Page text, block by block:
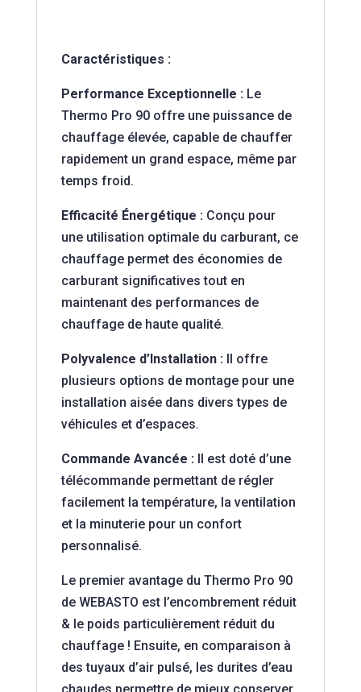
Caractéristiques :
Performance Exceptionnelle : Le
Thermo Pro 90 offre une puissance de
chauffage élevée, capable de chauffer
rapidement un grand espace, même par
temps froid.
Efficacité Énergétique :Conçu pour
une utilisation optimale du carburant, ce
chauffage permet des économies de
carburant significatives tout en
maintenant des performances de
chauffage de haute qualité.
Polyvalence d’Installation : Il offre
plusieurs options de montage pour une
installation aisée dans divers types de
véhicules et d’espaces.
Commande Avancée : Il est doté d’une
télécommande permettant de régler
facilement la température, la ventilation
et la minuterie pour un confort
personnalisé.
Le premier avantage du Thermo Pro 90
de WEBASTO est l’encombrement réduit
& le poids particulièrement réduit du
chauffage ! Ensuite, en comparaison à
des tuyaux d’air pulsé, les durites d’eau